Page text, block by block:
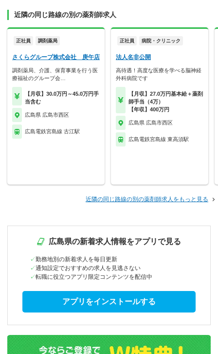
近隣の同じ路線の別の薬剤師求人
正社員 調剤薬局
さくらグループ株式会社 庚午店
調剤薬局、介護、保育事業を行う医
療福祉のグループ会…
【月収】30.0万円～45.0万円手
当含む
広島県 広島市西区
広島電鉄宮島線 古江駅
正社員 病院・クリニック
法人名非公開
高待遇！高度な医療を学べる脳神経
外科病院です
【月収】27.0万円基本給＋薬剤
師手当（4万）
【年収】400万円
広島県 広島市西区
広島電鉄宮島線 東高須駅
近隣の同じ路線の別の薬剤師求人をもっと見る
広島県の新着求人情報をアプリで見る
勤務地別の新着求人を毎日更新
通知設定でおすすめの求人を見逃さない
転職に役立つアプリ限定コンテンツを配信中
アプリをインストールする